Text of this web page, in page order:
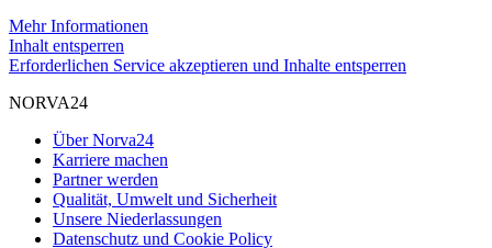
Mehr Informationen
Inhalt entsperren
Erforderlichen Service akzeptieren und Inhalte entsperren
NORVA24
Über Norva24
Karriere machen
Partner werden
Qualität, Umwelt und Sicherheit
Unsere Niederlassungen
Datenschutz und Cookie Policy